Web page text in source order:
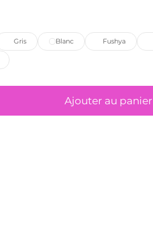
Gris Blanc Fushya
Ajouter au panier